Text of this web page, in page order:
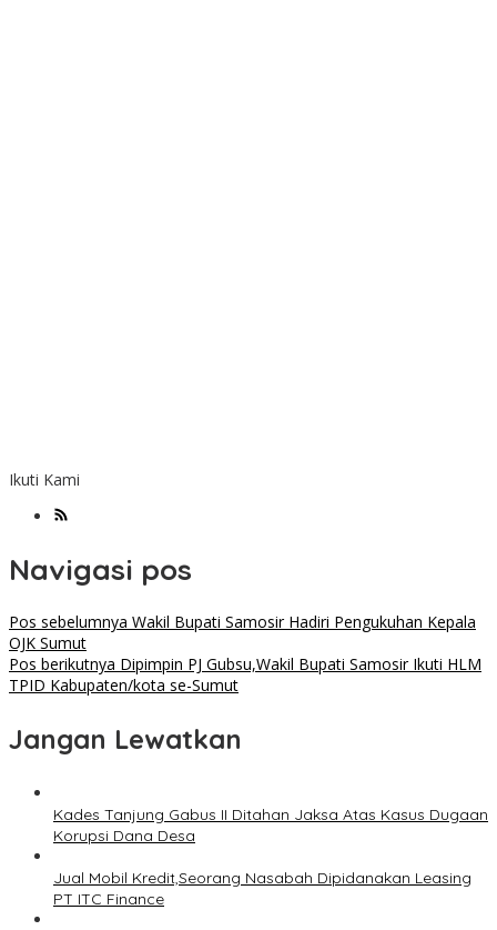
Ikuti Kami
Navigasi pos
Pos sebelumnya Wakil Bupati Samosir Hadiri Pengukuhan Kepala
OJK Sumut
Pos berikutnya Dipimpin PJ Gubsu,Wakil Bupati Samosir Ikuti HLM
TPID Kabupaten/kota se-Sumut
Jangan Lewatkan
Kades Tanjung Gabus II Ditahan Jaksa Atas Kasus Dugaan
Korupsi Dana Desa
Jual Mobil Kredit,Seorang Nasabah Dipidanakan Leasing
PT ITC Finance